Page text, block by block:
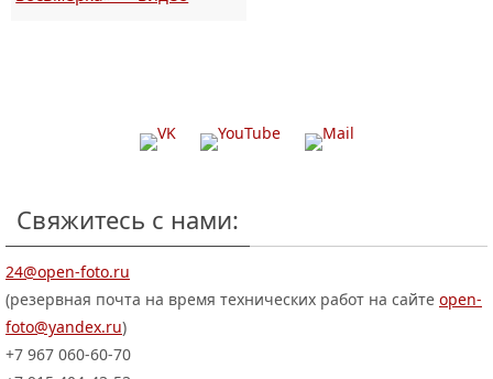
Свяжитесь с нами:
24@open-foto.ru
(резервная почта на время технических работ на сайте open-
foto@yandex.ru)
+7 967 060-60-70